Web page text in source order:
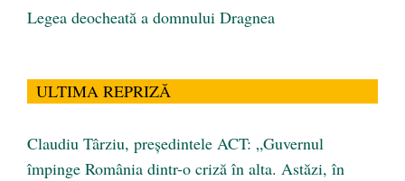
Legea deocheată a domnului Dragnea
ULTIMA REPRIZĂ
Claudiu Târziu, președintele ACT: „Guvernul
împinge România dintr-o criză în alta. Astăzi, în